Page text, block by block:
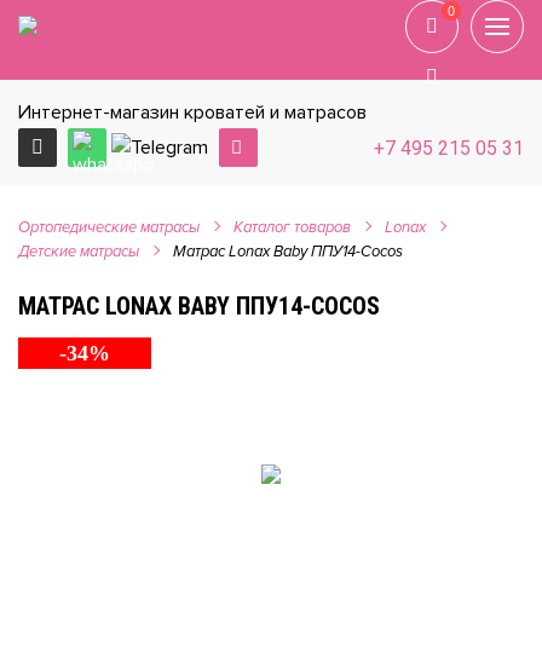
Интернет-магазин кроватей и матрасов
+7 495 215 05 31
0
0
Ортопедические матрасы Каталог товаров
Lonax
Детские матрасы
Матрас Lonax Baby ППУ14-Cocos
МАТРАС LONAX BABY ППУ14-COCOS
-34%